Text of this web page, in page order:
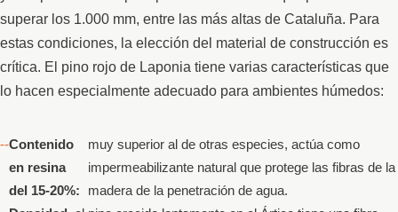
superar los 1.000 mm, entre las más altas de Cataluña. Para
estas condiciones, la elección del material de construcción es
crítica. El pino rojo de Laponia tiene varias características que
lo hacen especialmente adecuado para ambientes húmedos:
Contenido
en resina
del 15-20%:
muy superior al de otras especies, actúa como
impermeabilizante natural que protege las fibras de la
madera de la penetración de agua.